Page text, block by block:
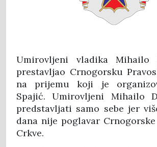
Umirovljeni vladika Mihailo
prestavljao Crnogorsku
na prijemu koji je
Spajić. Umirovljeni Mihailo
predstavljati samo sebe jer
dana nije poglavar Crnogorske
Crkve.